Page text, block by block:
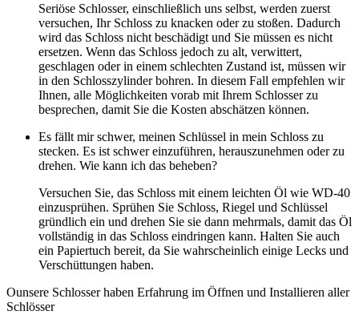
Seriöse Schlosser, einschließlich uns selbst, werden zuerst
versuchen, Ihr Schloss zu knacken oder zu stoßen. Dadurch
wird das Schloss nicht beschädigt und Sie müssen es nicht
ersetzen. Wenn das Schloss jedoch zu alt, verwittert,
geschlagen oder in einem schlechten Zustand ist, müssen wir
in den Schlosszylinder bohren. In diesem Fall empfehlen wir
Ihnen, alle Möglichkeiten vorab mit Ihrem Schlosser zu
besprechen, damit Sie die Kosten abschätzen können.
Es fällt mir schwer, meinen Schlüssel in mein Schloss zu
stecken. Es ist schwer einzuführen, herauszunehmen oder zu
drehen. Wie kann ich das beheben?
Versuchen Sie, das Schloss mit einem leichten Öl wie WD-40
einzusprühen. Sprühen Sie Schloss, Riegel und Schlüssel
gründlich ein und drehen Sie sie dann mehrmals, damit das Öl
vollständig in das Schloss eindringen kann. Halten Sie auch
ein Papiertuch bereit, da Sie wahrscheinlich einige Lecks und
Verschüttungen haben.
Ounsere Schlosser haben Erfahrung im Öffnen und Installieren aller
Schlösser